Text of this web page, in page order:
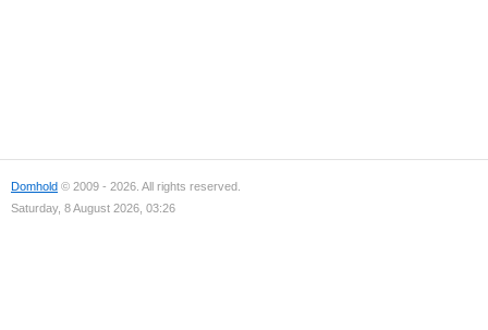
Domhold © 2009 - 2026. All rights reserved.
Saturday, 8 August 2026, 03:26